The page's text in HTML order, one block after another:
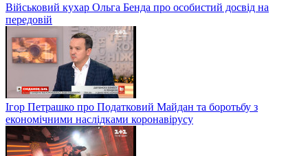
Військовий кухар Ольга Бенда про особистий досвід на
передовій
Ігор Петрашко про Податковий Майдан та боротьбу з
економічними наслідками коронавірусу